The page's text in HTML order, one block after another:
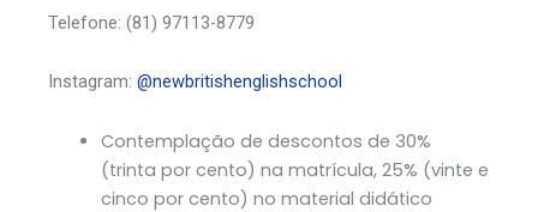
Telefone: (81) 97113-8779
Instagram: @newbritishenglishschool
Contemplação de descontos de 30%
(trinta por cento) na matrícula, 25% (vinte e
cinco por cento) no material didático